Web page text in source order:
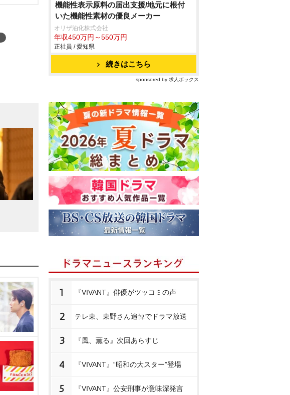
機能性表示原料の届出支援/地元に根付
いた機能性素材の優良メーカー
オリザ油化株式会社
年収450万円～550万円
正社員 / 愛知県
続きはこちら
sponsored by 求人ボックス
1 『VIVANT』俳優がツッコミの声
2 テレ東、東野さん追悼でドラマ放送
3 『風、薫る』次回あらすじ
4 『VIVANT』“昭和の大スター”登場
5 『VIVANT』公安刑事が意味深発言